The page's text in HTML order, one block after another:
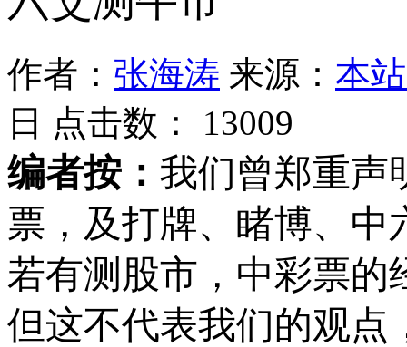
作者： 张海涛 来源： 本
日 点击数： 13009
编者按： 我们曾郑重声
票，及打牌、睹博、中
若有测股市，中彩票的
但这不代表我们的观点